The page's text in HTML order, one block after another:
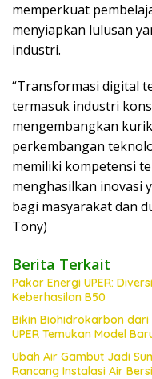
memperkuat
menyiapkan lulusan
industri.
“Transformasi digital
termasuk industri
mengembangkan
perkembangan
memiliki kompetensi
menghasilkan inovasi
bagi masyarakat dan
Tony)
Berita Terkait
Pakar Energi UPER:
Keberhasilan B50
Bikin Biohidrokarbon dari
UPER Temukan Model
Ubah Air Gambut Jadi
Rancang Instalasi Air